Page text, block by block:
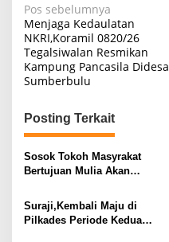
Navigasi
pos
Pos sebelumnya
Menjaga Kedaulatan
NKRI,Koramil 0820/26
Tegalsiwalan Resmikan
Kampung Pancasila Didesa
Sumberbulu
Posting Terkait
Sosok Tokoh Masyrakat
Bertujuan Mulia Akan
Desa Memajukan
Perekonomian Masyarakat
Suraji,Kembali Maju di
Pilkades Periode Kedua